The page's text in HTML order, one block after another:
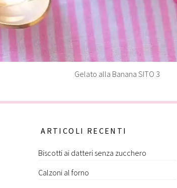
Gelato alla Banana SITO 3
ARTICOLI RECENTI
Biscotti ai datteri senza zucchero
Calzoni al forno